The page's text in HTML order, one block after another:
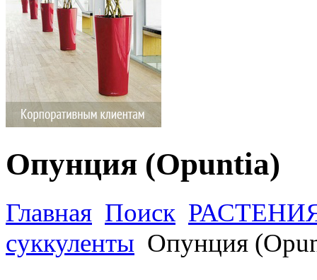
Опунция (Opuntia)
Главная Поиск
суккуленты Опунция